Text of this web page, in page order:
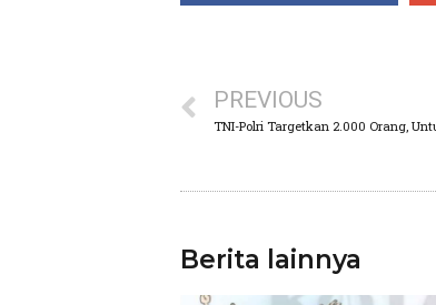
PREVIOUS
TNI-Polri Targetkan 2.000 Orang,
Berita lainnya